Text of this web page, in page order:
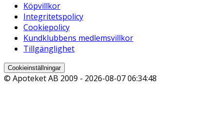
Köpvillkor
Integritetspolicy
Cookiepolicy
Kundklubbens medlemsvillkor
Tillgänglighet
Cookieinställningar
© Apoteket AB 2009 - 2026-08-07 06:34:48